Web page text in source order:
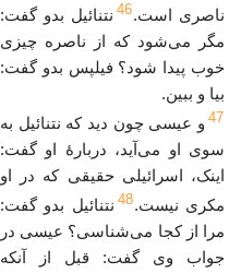
ناصری است.46 نتنائیل بدو گفت:
مگر می‌شود که از ناصره چیزی
خوب پیدا شود؟ فیلپس بدو گفت:
بیا و ببین.
47 و عیسی چون دید که نتنائیل به
سوی او می‌آید، دربارهٔ او گفت:
اینک، اسرائیلی حقیقی که در او
مکری نیست.48 نتنائیل بدو گفت:
مرا از کجا می‌شناسی؟ عیسی در
جواب وی گفت: قبل از آنکه